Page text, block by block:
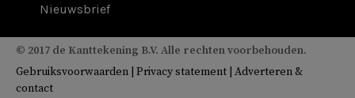
Nieuwsbrief
© 2017 de Kanttekening B.V. Alle rechten voorbehouden.
Gebruiksvoorwaarden Privacy statement Adverteren &
contact